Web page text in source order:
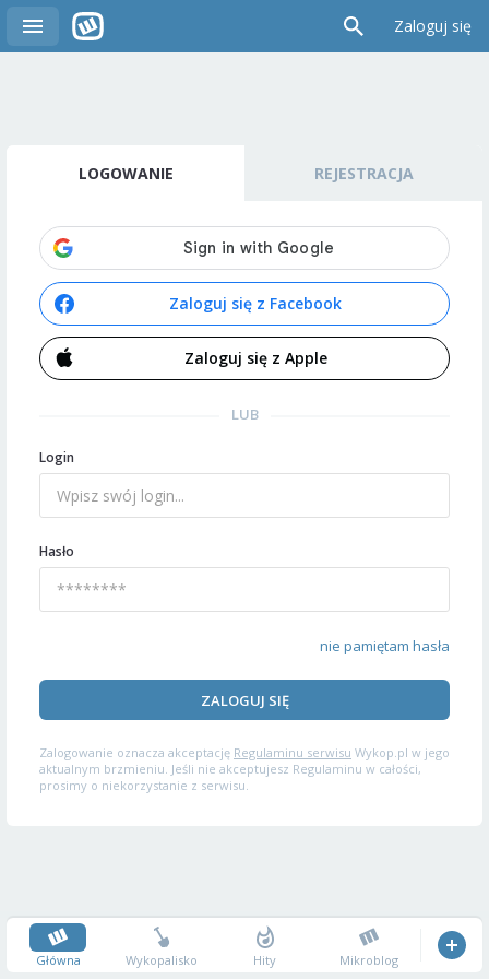
Zaloguj się
LOGOWANIE REJESTRACJA
Zaloguj się z Facebook
Zaloguj się z Apple
LUB
Login
Hasło
nie pamiętam hasła
ZALOGUJ SIĘ
Zalogowanie oznacza akceptację Regulaminu serwisu Wykop.pl w jego
aktualnym brzmieniu. Jeśli nie akceptujesz Regulaminu w całości,
prosimy o niekorzystanie z serwisu.
Główna Wykopalisko Hity Mikroblog